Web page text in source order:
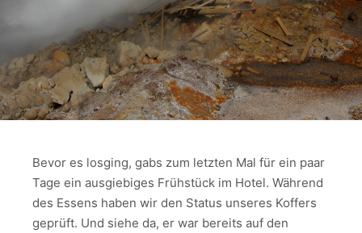
Bevor es losging, gabs zum letzten Mal für ein paar
Tage ein ausgiebiges Frühstück im Hotel. Während
des Essens haben wir den Status unseres Koffers
geprüft. Und siehe da, er war bereits auf den